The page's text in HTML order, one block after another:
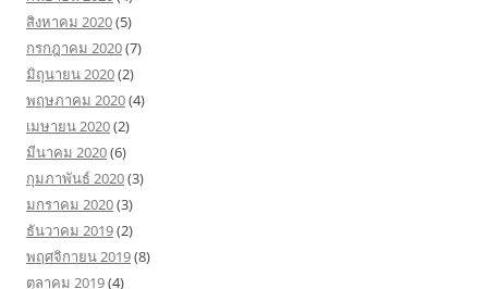
สิงหาคม 2020(5)
กรกฎาคม 2020(7)
มิถุนายน 2020(2)
พฤษภาคม 2020(4)
เมษายน 2020(2)
มีนาคม 2020(6)
กุมภาพันธ์ 2020(3)
มกราคม 2020(3)
ธันวาคม 2019(2)
พฤศจิกายน 2019(8)
ตุลาคม 2019(4)